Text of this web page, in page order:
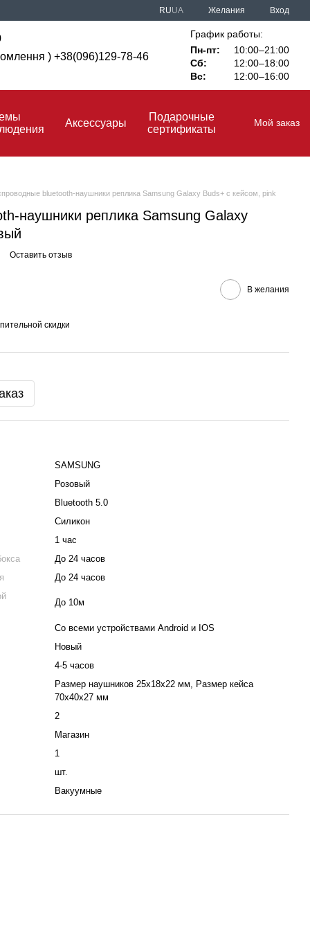
RUUA Желания Вход
) +38(096)129-78-46
График работы:
Пн-пт:
10:00–21:00
Сб:
12:00–18:00
Вс:
12:00–16:00
Аксессуары
Подарочные
сертификаты
Мой заказ
bluetooth-наушники реплика Samsung Galaxy Buds+ с кейсом, pink
наушники реплика Samsung Galaxy
Оставить отзыв
В желания
скидки
SAMSUNG
Розовый
Bluetooth 5.0
Силикон
1 час
До 24 часов
До 24 часов
До 10м
Со всеми устройствами Android и IOS
Новый
4-5 часов
Размер наушников 25х18х22 мм, Размер кейса
70х40х27 мм
2
Магазин
1
шт.
Вакуумные